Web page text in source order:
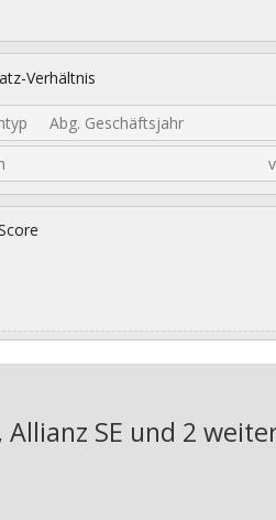
Verhältnis
Abg. Geschäftsjahr
Allianz SE und 2